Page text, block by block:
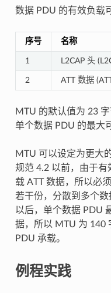
数据 PDU 的有效负载
序号 名称
1 L2CAP 头
2 ATT 数据
MTU 的默认值为 23
单个数据 PDU 的最大
MTU 可以设定为更大
规范 4.2 以前，由于
载 ATT 数据，所以必
若干份，分散到多个
以后，单个数据 PDU
据，所以 MTU 为 140
PDU 承载。
例程实践